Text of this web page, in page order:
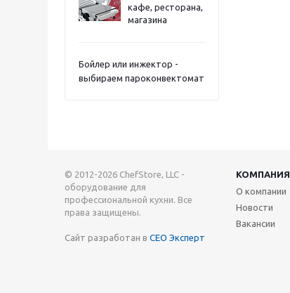
кафе, ресторана,
магазина
Бойлер или инжектор -
выбираем пароконвектомат
© 2012-2026 ChefStore, LLC -
оборудование для
профессиональной кухни. Все
права защищены.
Сайт разработан в СЕО Эксперт
КОМПАНИЯ
О компании
Новости
Вакансии